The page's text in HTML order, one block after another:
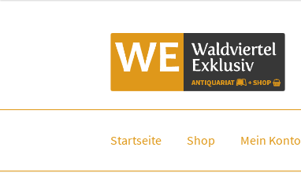
Zur
Navigation
Zum
Inhalt
Startseite Shop Mein Konto